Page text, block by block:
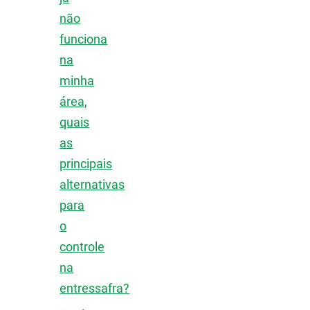
não
funciona
na
minha
área,
quais
as
principais
alternativas
para
o
controle
na
entressafra?